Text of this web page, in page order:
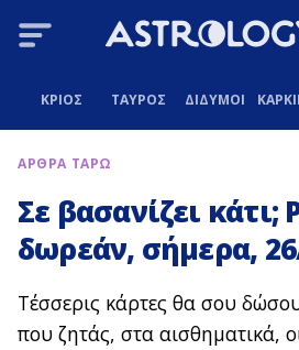
ΚΡΙΟΣ ΤΑΥΡΟΣ ΔΙΔΥΜΟΙ
ΑΡΘΡΑ ΤΑΡΩ
Σε βασανίζει κάτι;
δωρεάν, σήμερα,
Τέσσερις κάρτες θα σου
που ζητάς, στα αισθηματικά,